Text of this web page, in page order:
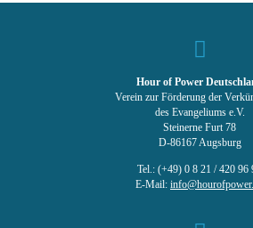
Hour of Power
Verein zur Förderung der
des Evangeliums e.V.
Steinerne Furt 78
D-86167 Augsburg
Tel.: (+49) 0 8 21 / 420 96
E-Mail: